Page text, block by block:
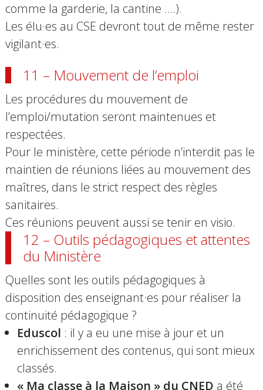
comme la garderie, la cantine ….).
Les élu·es au CSE devront tout de même rester
vigilant·es.
11 – Mouvement de l’emploi
Les procédures du mouvement de
l’emploi/mutation seront maintenues et
respectées.
Pour le ministère, cette période n’interdit pas le
maintien de réunions liées au mouvement des
maîtres, dans le strict respect des règles
sanitaires.
Ces réunions peuvent aussi se tenir en visio.
12 – Outils pédagogiques et attentes
du Ministère
Quelles sont les outils pédagogiques à
disposition des enseignant·es pour réaliser la
continuité pédagogique ?
Eduscol : il y a eu une mise à jour et un
enrichissement des contenus, qui sont mieux
classés.
« Ma classe à la Maison » du CNED a été